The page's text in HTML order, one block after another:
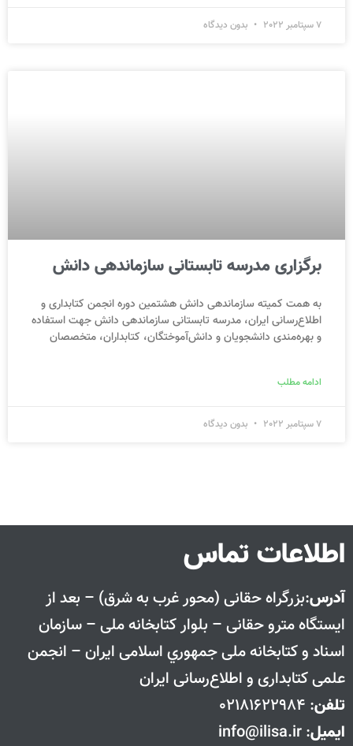
7 سپتامبر 2022 بدون دیدگاه
برگزاری مدرسه تابستانی سازماندهی دانش
به همت کمیته سازماندهی دانش هشتمین دوره انجمن کتابداری و
اطلاع‌رسانی ایران، مدرسه تابستانی سازماندهی دانش جهت استفاده
و بهره‌مندی دانشجویان و دانش‌آموختگان، کتابداران، متخصصان
ادامه مطلب
7 سپتامبر 2022 بدون دیدگاه
اطلاعات تماس
آدرس:بزرگراه حقانی (محور غرب به شرق) – بعد از
ايستگاه مترو حقانی – بلوار كتابخانه ملی – سازمان
اسناد و كتابخانه ملی جمهوري اسلامی ايران – انجمن
علمی کتابداری و اطلاع‌رسانی ایران
تلفن: 02181622984
ایمیل: info@ilisa.ir